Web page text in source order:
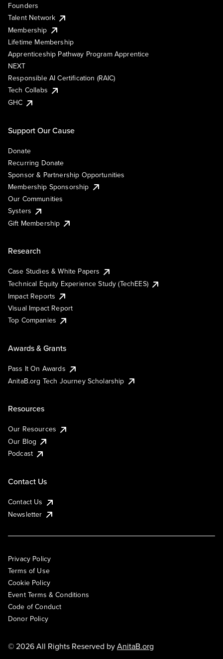
Founders
Talent Network
Membership
Lifetime Membership
Apprenticeship Pathway Program Apprentice
NEXT
Responsible AI Certification (RAIC)
Tech Collabs
GHC
Support Our Cause
Donate
Recurring Donate
Sponsor & Partnership Opportunities
Membership Sponsorship
Our Communities
Systers
Gift Membership
Research
Case Studies & White Papers
Technical Equity Experience Study (TechEES)
Impact Reports
Visual Impact Report
Top Companies
Awards & Grants
Pass It On Awards
AnitaB.org Tech Journey Scholarship
Resources
Our Resources
Our Blog
Podcast
Contact Us
Contact Us
Newsletter
Privacy Policy
Terms of Use
Cookie Policy
Event Terms & Conditions
Code of Conduct
Donor Policy
© 2026 All Rights Reserved byAnitaB.org